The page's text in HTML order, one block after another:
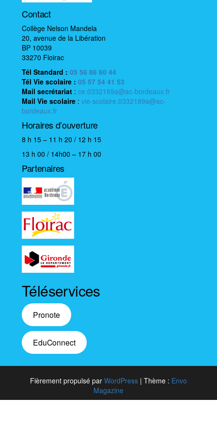
Contact
Collège Nelson Mandela
20, avenue de la Libération
BP 10039
33270 Floirac
Tél Standard : 05 56 86 60 44
Tél Vie scolaire : 05 57 54 41 53
Mail secrétariat : ce.0332189a@ac-bordeaux.fr
Mail Vie scolaire : vie-scolaire.0332189a@ac-
bordeaux.fr
Horaires d’ouverture
8 h 15 – 11 h 20 / 12 h 15
13 h 00 / 14h00 – 17 h 00
Partenaires
Téléservices
Pronote
EduConnect
Fièrement propulsé par WordPress | Thème : Envo
Magazine